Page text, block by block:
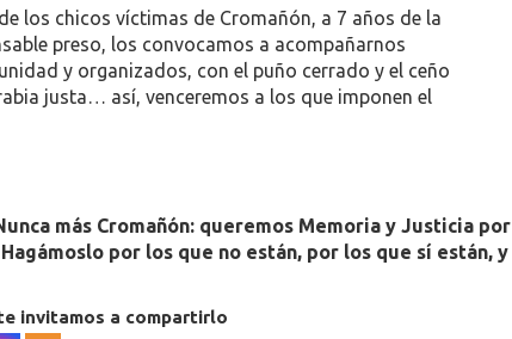
los chicos víctimas de Cromañón, a 7 años de la
preso, los convocamos a acompañarnos
y organizados, con el puño cerrado y el ceño
justa… así, venceremos a los que imponen el
más Cromañón: queremos Memoria y Justicia por
por los que no están, por los que sí están, y
invitamos a compartirlo